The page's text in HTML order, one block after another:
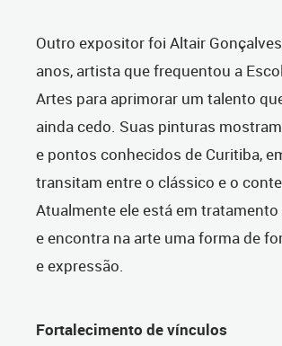
Outro expositor foi Altair
anos, artista que frequentou a
Artes para aprimorar um talento
ainda cedo. Suas pinturas
e pontos conhecidos de Curitiba,
transitam entre o clássico e o
Atualmente ele está em
e encontra na arte uma forma de
e expressão.
Fortalecimento de vínculos